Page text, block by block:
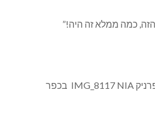
כמה ממלא זה היה!”